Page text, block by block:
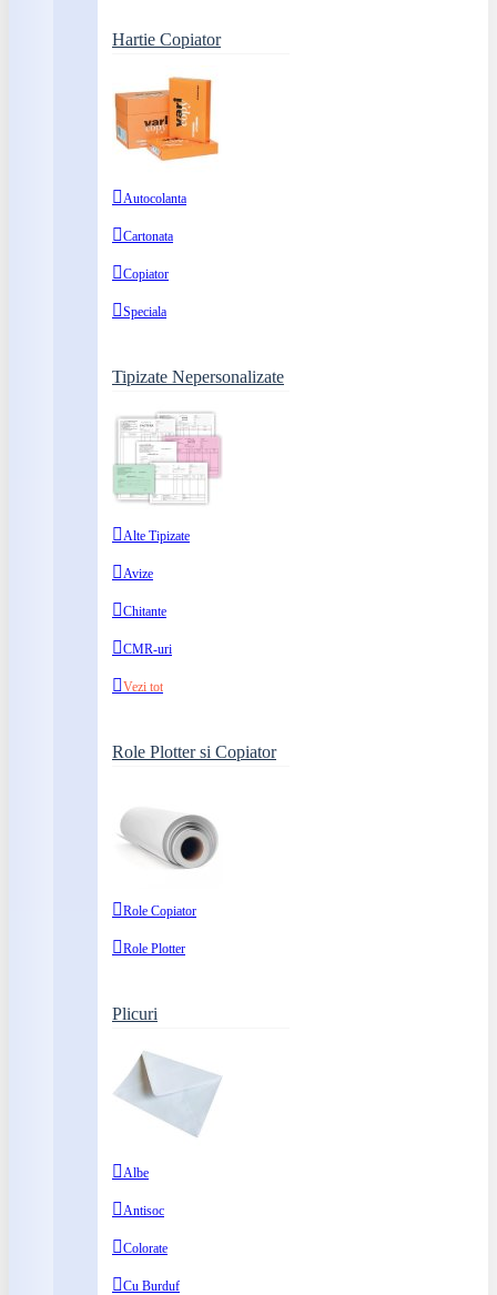
Hartie Copiator
Autocolanta
Cartonata
Copiator
Speciala
Tipizate Nepersonalizate
Alte Tipizate
Avize
Chitante
CMR-uri
Vezi tot
Role Plotter si Copiator
Role Copiator
Role Plotter
Plicuri
Albe
Antisoc
Colorate
Cu Burduf